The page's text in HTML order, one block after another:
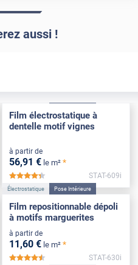
aussi !
Film électrostatique à
dentelle motif vignes
à partir de
56,91 € le m² *
*****
STAT-609i
Électrostatique Pose Intérieure
Film repositionnable dépoli
à motifs marguerites
à partir de
11,60 € le m² *
*****
STAT-630i